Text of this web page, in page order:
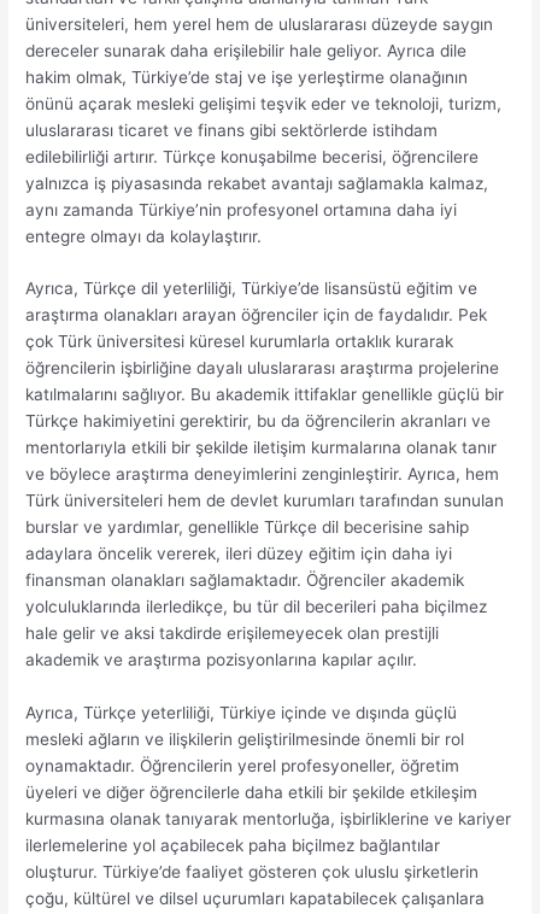
üniversiteleri, hem yerel hem de uluslararası düzeyde saygın
dereceler sunarak daha erişilebilir hale geliyor. Ayrıca dile
hakim olmak, Türkiye’de staj ve işe yerleştirme olanağının
önünü açarak mesleki gelişimi teşvik eder ve teknoloji, turizm,
uluslararası ticaret ve finans gibi sektörlerde istihdam
edilebilirliği artırır. Türkçe konuşabilme becerisi, öğrencilere
yalnızca iş piyasasında rekabet avantajı sağlamakla kalmaz,
aynı zamanda Türkiye’nin profesyonel ortamına daha iyi
entegre olmayı da kolaylaştırır.
Ayrıca, Türkçe dil yeterliliği, Türkiye’de lisansüstü eğitim ve
araştırma olanakları arayan öğrenciler için de faydalıdır. Pek
çok Türk üniversitesi küresel kurumlarla ortaklık kurarak
öğrencilerin işbirliğine dayalı uluslararası araştırma projelerine
katılmalarını sağlıyor. Bu akademik ittifaklar genellikle güçlü bir
Türkçe hakimiyetini gerektirir, bu da öğrencilerin akranları ve
mentorlarıyla etkili bir şekilde iletişim kurmalarına olanak tanır
ve böylece araştırma deneyimlerini zenginleştirir. Ayrıca, hem
Türk üniversiteleri hem de devlet kurumları tarafından sunulan
burslar ve yardımlar, genellikle Türkçe dil becerisine sahip
adaylara öncelik vererek, ileri düzey eğitim için daha iyi
finansman olanakları sağlamaktadır. Öğrenciler akademik
yolculuklarında ilerledikçe, bu tür dil becerileri paha biçilmez
hale gelir ve aksi takdirde erişilemeyecek olan prestijli
akademik ve araştırma pozisyonlarına kapılar açılır.
Ayrıca, Türkçe yeterliliği, Türkiye içinde ve dışında güçlü
mesleki ağların ve ilişkilerin geliştirilmesinde önemli bir rol
oynamaktadır. Öğrencilerin yerel profesyoneller, öğretim
üyeleri ve diğer öğrencilerle daha etkili bir şekilde etkileşim
kurmasına olanak tanıyarak mentorluğa, işbirliklerine ve kariyer
ilerlemelerine yol açabilecek paha biçilmez bağlantılar
oluşturur. Türkiye’de faaliyet gösteren çok uluslu şirketlerin
çoğu, kültürel ve dilsel uçurumları kapatabilecek çalışanlara